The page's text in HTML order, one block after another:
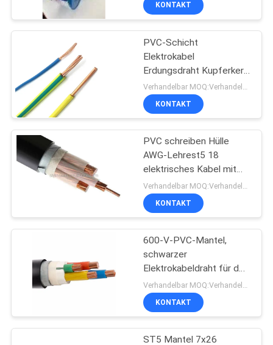
Bloßer Leiter
Antenne
zusammengerolltes
Kabel
Gummi umhülltes
Kabel
KONTAKT
PVC-Schicht
Elektrokabel
Erdungsdraht Kupferkern
500v
Verhandelbar MOQ:Verhandelbar
KONTAKT
PVC schreiben Hülle
AWG-Lehrest5 18
elektrisches Kabel mit
0,015 Jacken-Stärke
Verhandelbar MOQ:Verhandelbar
KONTAKT
600-V-PVC-Mantel,
schwarzer
Elektrokabeldraht für den
industriellen Einsatz
KONTAKT
ST5 Mantel 7x26